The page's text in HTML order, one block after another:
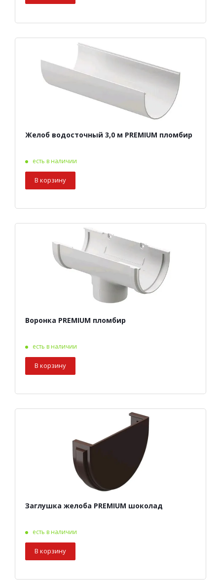
Желоб водосточный 3,0 м PREMIUM пломбир
есть в наличии
В корзину
Воронка PREMIUM пломбир
есть в наличии
В корзину
Заглушка желоба PREMIUM шоколад
есть в наличии
В корзину